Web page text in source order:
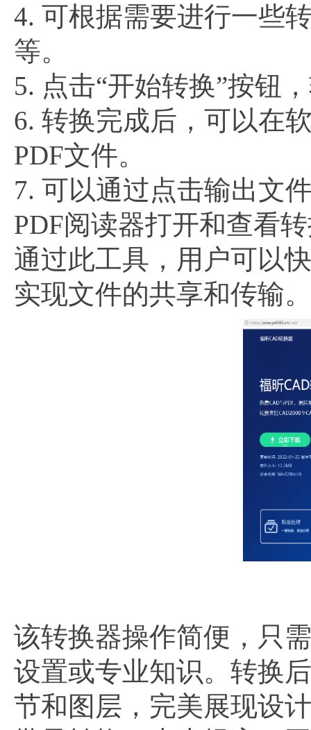
4. 可根据需要进行一些
等。
5. 点击“开始转换”按钮
6. 转换完成后，可以在
PDF文件。
7. 可以通过点击输出文
PDF阅读器打开和查看
通过此工具，用户可以
实现文件的共享和传输。
该转换器操作简便，只
设置或专业知识。转换
节和图层，完美展现设